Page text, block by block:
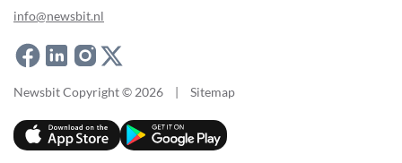
info@newsbit.nl
Newsbit Copyright © 2026 | Sitemap